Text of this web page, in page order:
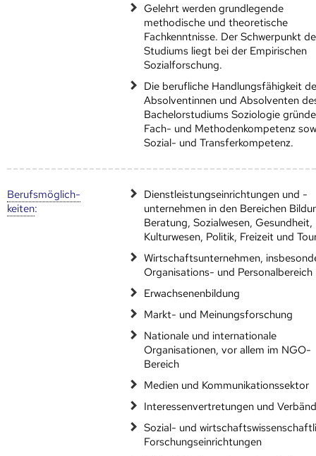
Gelehrt werden grundlegende
methodische und theoretische
Fachkenntnisse. Der Schwerpunkt
Studiums liegt bei der Empirischen
Sozialforschung.
Die berufliche Handlungsfähigkeit
Absolventinnen und Absolventen
Bachelorstudiums Soziologie
Fach- und Methodenkompetenz
Sozial- und Transferkompetenz.
Berufs­möglich­
keiten:
Dienstleistungseinrichtungen und -
unternehmen in den Bereichen
Beratung, Sozialwesen, Gesundheit,
Kulturwesen, Politik, Freizeit und
Wirtschaftsunternehmen,
Organisations- und Personalbereich
Erwachsenenbildung
Markt- und Meinungsforschung
Nationale und internationale
Organisationen, vor allem im NGO-
Bereich
Medien und Kommunikationssektor
Interessenvertretungen und
Sozial- und
Forschungseinrichtungen